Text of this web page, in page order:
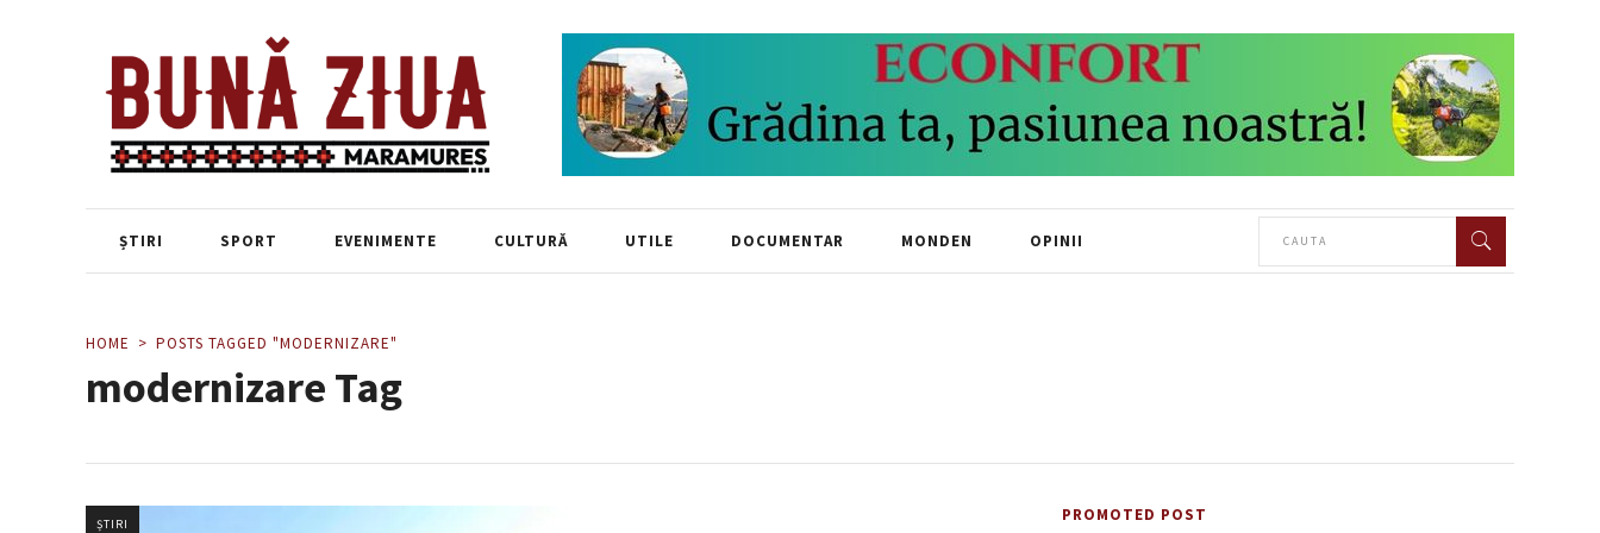
ȘTIRI SPORT EVENIMENTE CULTURĂ UTILE DOCUMENTAR MONDEN OPINII
HOME POSTS TAGGED "MODERNIZARE"
modernizare Tag
ȘTIRI PROMOTED POST